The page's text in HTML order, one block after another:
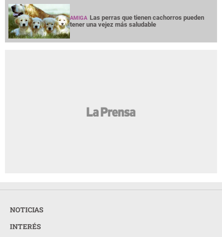
AMIGA Las perras que tienen cachorros pueden
tener una vejez más saludable
NOTICIAS
INTERÉS